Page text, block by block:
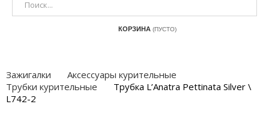
КОРЗИНА (ПУСТО)
Зажигалки
Аксессуары курительные
Трубки курительные
Трубка L’Anatra Pettinata Silver \
L742-2